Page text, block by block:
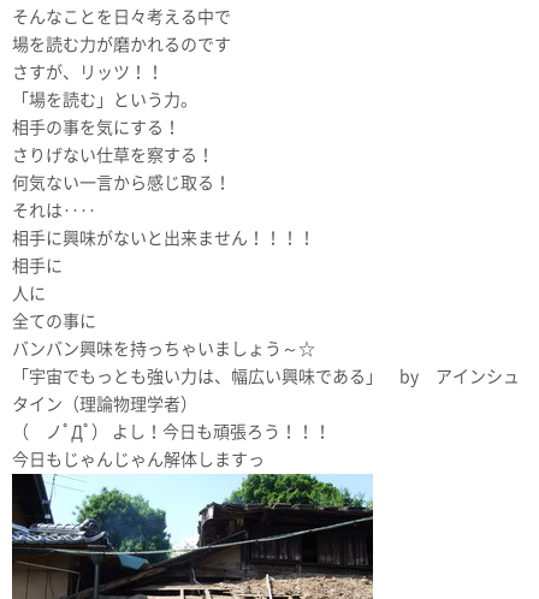
そんなことを日々考える中で
場を読む力が磨かれるのです
さすが、リッツ！！
「場を読む」という力。
相手の事を気にする！
さりげない仕草を察する！
何気ない一言から感じ取る！
それは‥‥
相手に興味がないと出来ません！！！！
相手に
人に
全ての事に
バンバン興味を持っちゃいましょう～☆
「宇宙でもっとも強い力は、幅広い興味である」 by アインシュ
タイン（理論物理学者）
（ ノﾟДﾟ） よし！今日も頑張ろう！！！
今日もじゃんじゃん解体しますっ